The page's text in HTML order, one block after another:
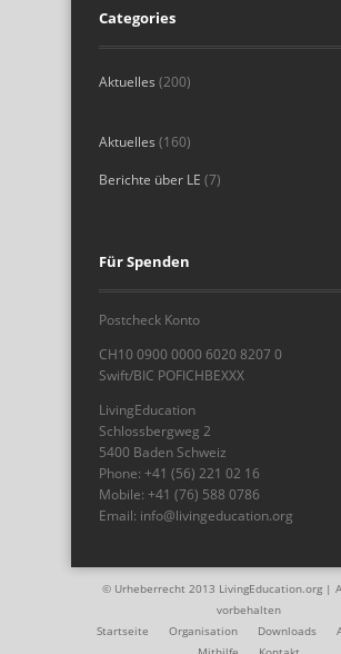
Categories
Aktuelles (200)
Aktuelles (160)
Berichte über LE (7)
Für Spenden
Postcheck Konto
CH10 0900 0000 6020 8207 0
Swift/BIC POFICHBEXXX
LivingEducation
Schlossbergweg 2
5400 Baden Schweiz
Phone: +41 (56) 221 02 16
Mobile: +41 (76) 588 0786
Email: info@livingeducation.org
© Urheberrecht 2013 LivingEducation.org |
vorbehalten
Startseite
Organisation Downloads